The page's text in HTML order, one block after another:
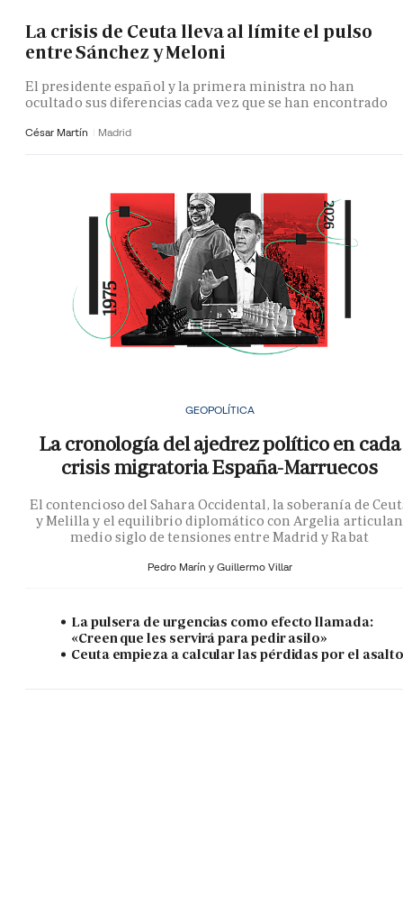
La crisis de Ceuta lleva al límite el pulso
entre Sánchez y Meloni
El presidente español y la primera ministra no han
ocultado sus diferencias cada vez que se han encontrado
César Martín Madrid
GEOPOLÍTICA
La cronología del ajedrez político en cada
crisis migratoria España-Marruecos
El contencioso del Sahara Occidental, la soberanía de
y Melilla y el equilibrio diplomático con Argelia articulan
medio siglo de tensiones entre Madrid y Rabat
Pedro Marín y Guillermo Villar
La pulsera de urgencias como efecto llamada:
«Creen que les servirá para pedir asilo»
Ceuta empieza a calcular las pérdidas por el